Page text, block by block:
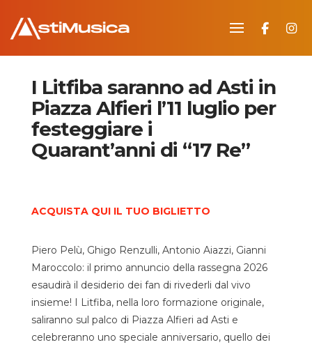
I Litfiba saranno ad Asti in
Piazza Alfieri l’11 luglio per
festeggiare i
Quarant’anni di “17 Re”
ACQUISTA QUI IL TUO BIGLIETTO
Piero Pelù, Ghigo Renzulli, Antonio Aiazzi, Gianni
Maroccolo: il primo annuncio della rassegna 2026
esaudirà il desiderio dei fan di rivederli dal vivo
insieme! I Litfiba, nella loro formazione originale,
saliranno sul palco di Piazza Alfieri ad Asti e
celebreranno uno speciale anniversario, quello dei